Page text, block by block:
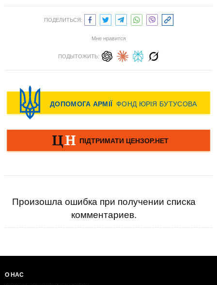
ПОДЕЛИТЬСЯ:
Мне нравится
ПОДЫТОЖИТЬ:
Произошла ошибка при получении списка
комментариев.
О НАС